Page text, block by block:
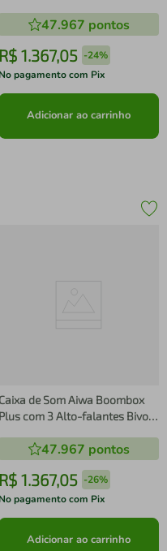
Água e Poeira AWS-BBS-01B -
200W
47.967 pontos
R$ 1.367,05 -24%
No pagamento com Pix
Adicionar ao carrinho
Caixa de Som Aiwa Boombox
Plus com 3 Alto-falantes Bivolt
Água e Poeira AWS-BBS-01B -
200W
47.967 pontos
R$ 1.367,05 -26%
No pagamento com Pix
Adicionar ao carrinho